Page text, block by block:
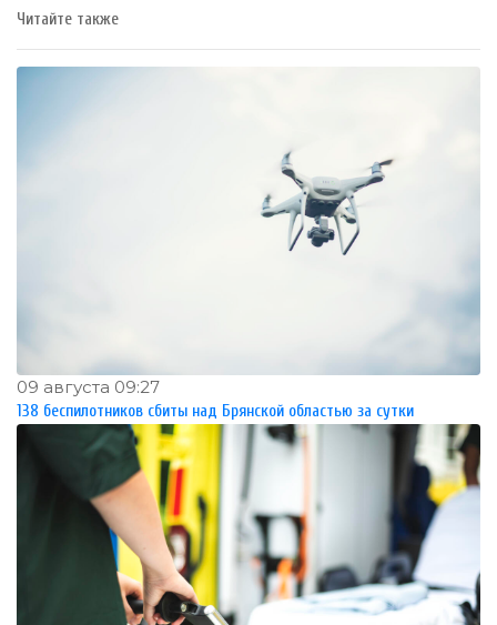
Читайте также
09 августа 09:27
138 беспилотников сбиты над Брянской областью за сутки